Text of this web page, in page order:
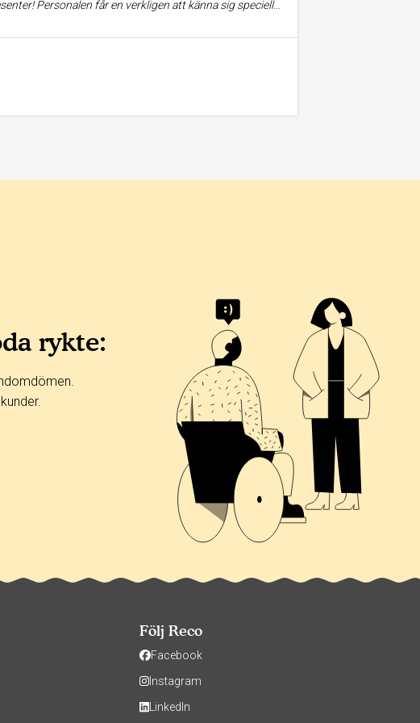
hur man ska sköta sin hy. De har stenkoll på allt de säljer i sortimentet, så om man kommer och frågar nåt så behöver de aldrig läsa på baksidan av förpackningen (som jag varit med om att så många andra gör...)
rykte:
Följ Reco
Facebook
Instagram
LinkedIn